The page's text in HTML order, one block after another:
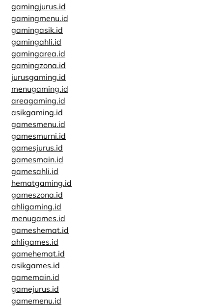
gamingjurus.id
gamingmenu.id
gamingasik.id
gamingahli.id
gamingarea.id
gamingzona.id
jurusgaming.id
menugaming.id
areagaming.id
asikgaming.id
gamesmenu.id
gamesmurni.id
gamesjurus.id
gamesmain.id
gamesahli.id
hematgaming.id
gameszona.id
ahligaming.id
menugames.id
gameshemat.id
ahligames.id
gamehemat.id
asikgames.id
gamemain.id
gamejurus.id
gamemenu.id